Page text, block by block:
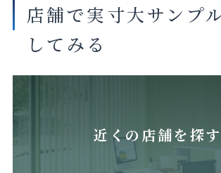
店舗で実寸大サンプ
してみる
近くの店舗を探す